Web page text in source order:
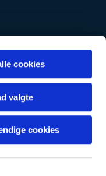
cookies
valgte
cookies